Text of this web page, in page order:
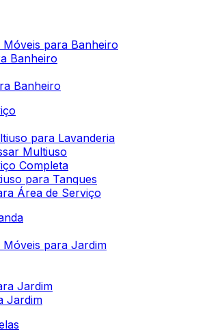
para Banheiro
Banheiro
Banheiro
para Lavanderia
Multiuso
Completa
para Tanques
Área de Serviço
Móveis para Jardim
Jardim
Jardim